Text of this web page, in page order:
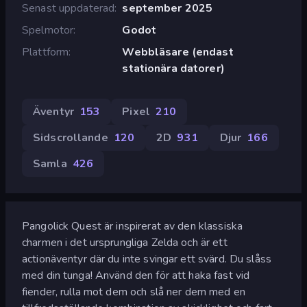
Senast uppdaterad september 2025
Spelmotor
Godot
Plattform
Webbläsare (endast
stationära datorer)
Äventyr 153 Pixel 210
Sidscrollande 120 2D 931 Djur 166
Samla 426
Pangolick Quest är inspirerat av den klassiska
charmen i det ursprungliga Zelda och är ett
actionäventyr där du inte svingar ett svärd. Du slåss
med din tunga! Använd den för att haka fast vid
fiender, rulla mot dem och slå ner dem med en